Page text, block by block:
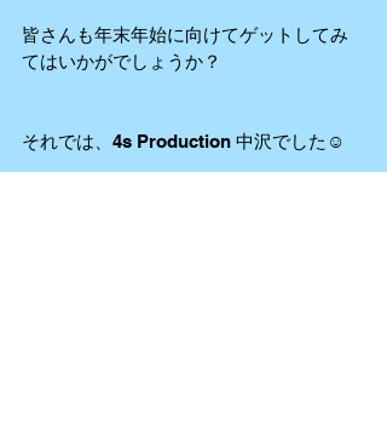
皆さんも年末年始に向けてゲットしてみ
てはいかがでしょうか？
それでは、4s Production 中沢でした☺️